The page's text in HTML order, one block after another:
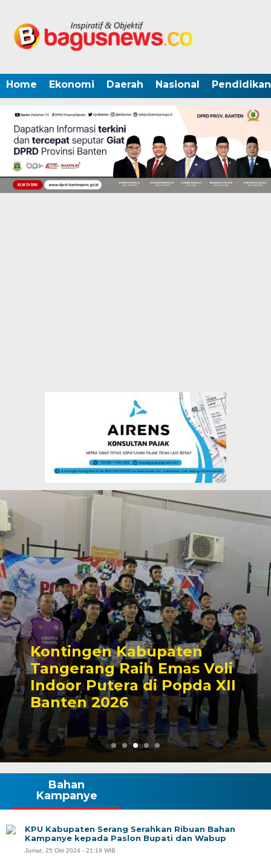
Home Ekonomi Daerah Nasional Pendidikan
Kontingen Kabupaten
Tangerang Raih Emas Voli
Indoor Putera di Popda XII
Banten 2026
Bahan
Kampanye
KPU Kabupaten Serang Serahkan Ribuan Bahan
Kampanye kepada Paslon Bupati dan Wabup
Jumat, 25 Okt 2024 - 21:19 WIB